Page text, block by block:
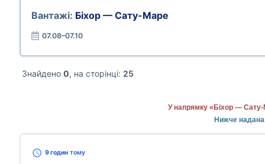
Вантажі: Біхор — Сату-Маре
07.08–07.10
Знайдено 0, на сторінці: 25
У напрямку «Біхор —
Нижче
9 годин тому